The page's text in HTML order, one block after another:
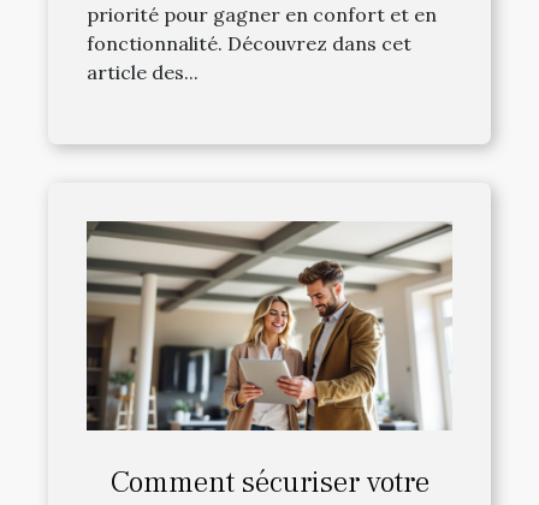
priorité pour gagner en confort et en
fonctionnalité. Découvrez dans cet
article des...
Comment sécuriser votre